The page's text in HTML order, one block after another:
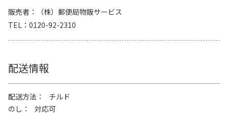
販売者
（株）郵便局物販サービス
TEL
0120-92-2310
配送情報
配送方法
チルド
のし
対応可